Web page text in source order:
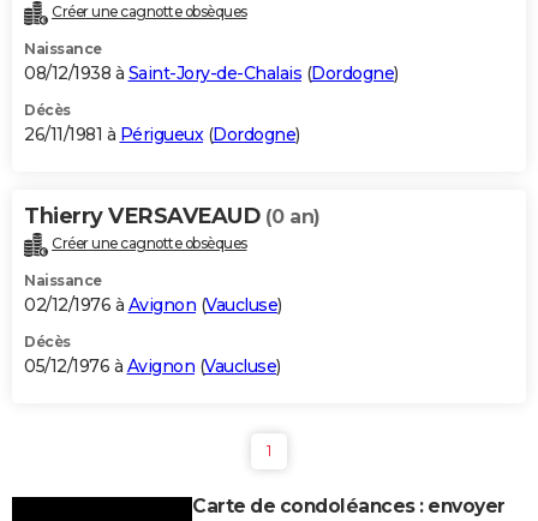
Créer une cagnotte obsèques
Naissance
08/12/1938 à Saint-Jory-de-Chalais (Dordogne)
Décès
26/11/1981 à Périgueux(Dordogne)
Thierry VERSAVEAUD (0 an)
Créer une cagnotte obsèques
Naissance
02/12/1976 à Avignon (Vaucluse)
Décès
05/12/1976 à Avignon (Vaucluse)
1
Carte de condoléances : envoyer